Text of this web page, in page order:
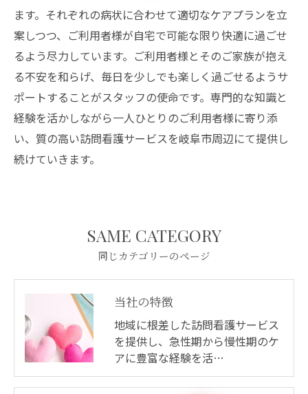
ます。それぞれの病状に合わせて適切なケアプランを立
案しつつ、ご利用者様が自宅で可能な限り快適に過ごせ
るよう尽力しています。ご利用者様とそのご家族が抱え
る不安を和らげ、毎日を少しでも楽しく過ごせるようサ
ポートすることがスタッフの使命です。専門的な知識と
経験を活かしながら一人ひとりのご利用者様に寄り添
い、質の高い訪問看護サービスを岐阜市周辺にて提供し
続けていきます。
同じカテゴリーのページ
SAME CATEGORY
当社の特徴
地域に根差した訪問看護サービス
を提供し、急性期から慢性期のケ
アに豊富な経験を活…